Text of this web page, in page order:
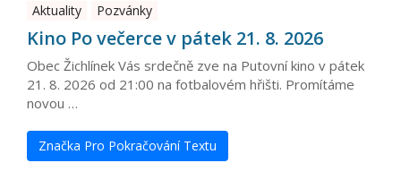
Aktuality Pozvánky
Kino Po večerce v pátek 21. 8. 2026
Obec Žichlínek Vás srdečně zve na Putovní kino v pátek
21. 8. 2026 od 21:00 na fotbalovém hřišti. Promítáme
novou …
Značka Pro Pokračování Textu